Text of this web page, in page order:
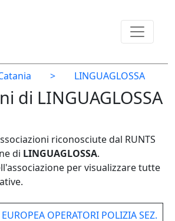
> LINGUAGLOSSA
di LINGUAGLOSSA
riconosciute dal RUNTS
di LINGUAGLOSSA.
per visualizzare tutte
EUROPEA OPERATORI POLIZIA SEZ.